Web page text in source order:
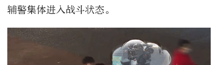
辅警集体进入战斗状态。